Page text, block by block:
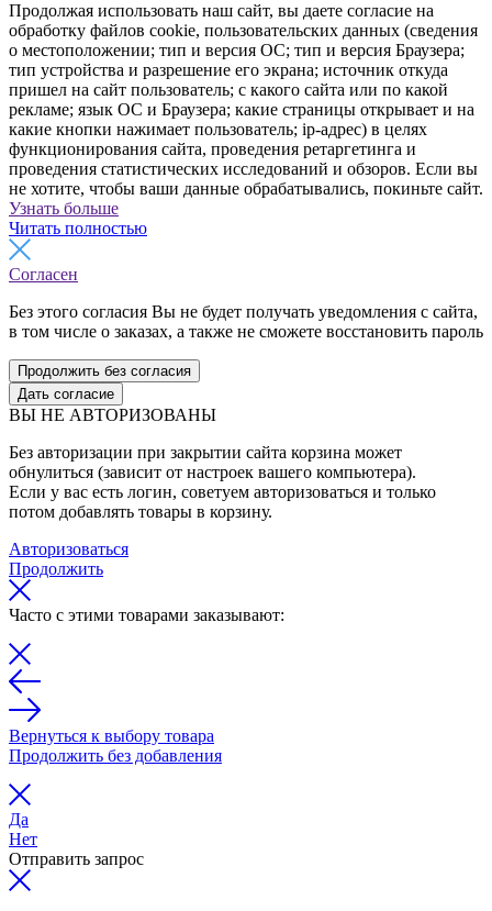
Продолжая использовать наш сайт, вы даете согласие на
обработку файлов cookie, пользовательских данных (сведения
о местоположении; тип и версия ОС; тип и версия Браузера;
тип устройства и разрешение его экрана; источник откуда
пришел на сайт пользователь; с какого сайта или по какой
рекламе; язык ОС и Браузера; какие страницы открывает и на
какие кнопки нажимает пользователь; ip-адрес) в целях
функционирования сайта, проведения ретаргетинга и
проведения статистических исследований и обзоров. Если вы
не хотите, чтобы ваши данные обрабатывались, покиньте сайт.
Узнать больше
Читать полностью
Согласен
Без этого согласия Вы не будет получать уведомления с сайта,
в том числе о заказах, а также не сможете восстановить пароль
Продолжить без согласия
Дать согласие
ВЫ НЕ АВТОРИЗОВАНЫ
Без авторизации при закрытии сайта корзина может
обнулиться (зависит от настроек вашего компьютера).
Если у вас есть логин, советуем авторизоваться и только
потом добавлять товары в корзину.
Авторизоваться
Продолжить
Часто с этими товарами заказывают:
Вернуться к выбору товара
Продолжить без добавления
Да
Нет
Отправить запрос